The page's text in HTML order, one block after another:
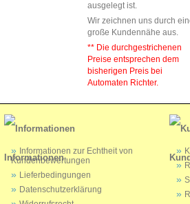
ausgelegt ist.
Wir zeichnen uns durch
große Kundennähe aus.
** Die durchgestrichenen
Preise entsprechen dem
bisherigen Preis bei
Automaten Richter.
Informationen
Informationen zur Echtheit von
Kundenbewertungen
Lieferbedingungen
Datenschutzerklärung